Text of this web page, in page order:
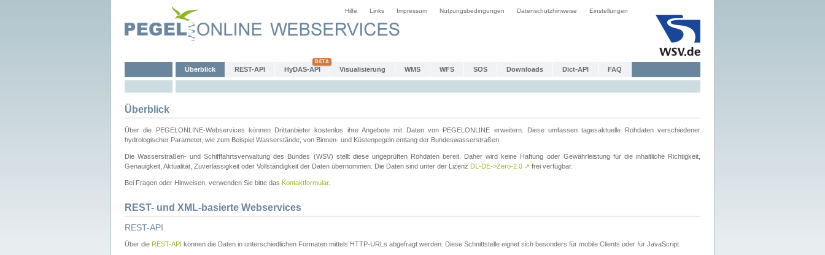
Hilfe Links Impressum Nutzungsbedingungen Datenschutzhinweise Einstellungen
Überblick REST-API HyDAS-API Visualisierung WMS WFS SOS Downloads Dict-API FAQ
Überblick
Über die PEGELONLINE-Webservices können Drittanbieter kostenlos ihre Angebote mit Daten von PEGELONLINE erweitern. Diese umfassen tagesaktuelle Rohdaten verschiedener
hydrologischer Parameter, wie zum Beispiel Wasserstände, von Binnen- und Küstenpegeln entlang der Bundeswasserstraßen.
Die Wasserstraßen- und Schifffahrtsverwaltung des Bundes (WSV) stellt diese ungeprüften Rohdaten bereit. Daher wird keine Haftung oder Gewährleistung für die inhaltliche Richtigkeit,
Genauigkeit, Aktualität, Zuverlässigkeit oder Vollständigkeit der Daten übernommen. Die Daten sind unter der Lizenz DL-DE->Zero-2.0 ↗ frei verfügbar.
Bei Fragen oder Hinweisen, verwenden Sie bitte das Kontaktformular.
REST- und XML-basierte Webservices
REST-API
Über die REST-API können die Daten in unterschiedlichen Formaten mittels HTTP-URLs abgefragt werden. Diese Schnittstelle eignet sich besonders für mobile Clients oder für JavaScript.